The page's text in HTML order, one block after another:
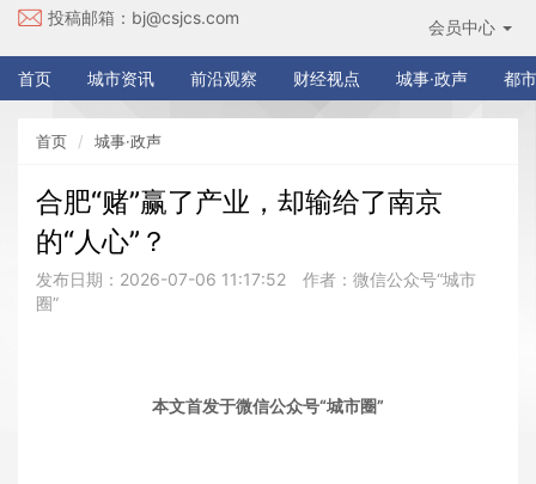
投稿邮箱： bj@csjcs.com 会员中心
首页 城市资讯 前沿观察 财经视点 城事·政声 都
首页 城事·政声
合肥“赌”赢了产业，却输给了南京
的“人心”？
发布日期：2026-07-06 11:17:52
作者：微信公众号“城市
圈”
本文首发于微信公众号“城市圈”